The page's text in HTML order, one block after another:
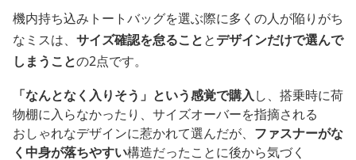
機内持ち込みトートバッグを選ぶ際に多くの人が陥りがち
なミスは、 サイズ確認を怠ることとデザインだけで選んで
しまうことの2点です。
「なんとなく入りそう」という感覚で購入し、搭乗時に荷
物棚に入らなかったり、サイズオーバーを指摘される
おしゃれなデザインに惹かれて選んだが、 ファスナーがな
く中身が落ちやすい構造だったことに後から気づく